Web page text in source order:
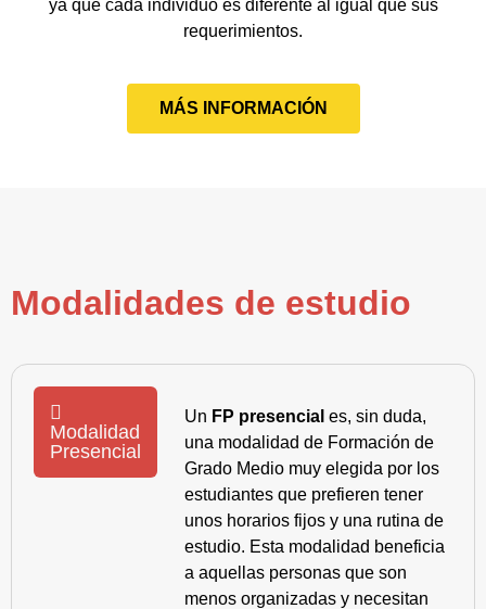
ya que cada individuo es diferente al igual que sus
requerimientos.
MÁS INFORMACIÓN
Modalidades de estudio
Modalidad
Presencial
Un FP presencial es, sin duda,
una modalidad de Formación de
Grado Medio muy elegida por los
estudiantes que prefieren tener
unos horarios fijos y una rutina de
estudio. Esta modalidad beneficia
a aquellas personas que son
menos organizadas y necesitan